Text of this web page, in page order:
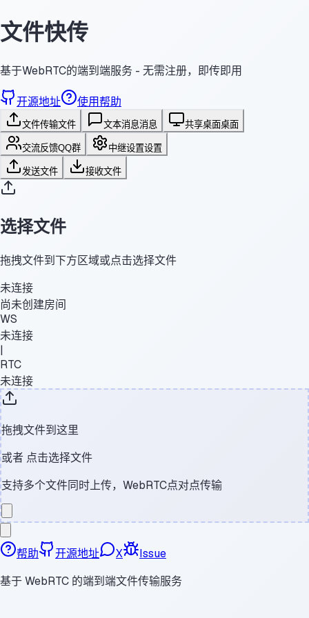
文件快传
基于WebRTC的端到端服务 - 无需注册，即传即用
开源地址 使用帮助
文件传输文件 文本消息消息 共享桌面桌面
交流反馈QQ群 中继设置设置
发送文件 接收文件
选择文件
拖拽文件到下方区域或点击选择文件
未连接
尚未创建房间
WS
未连接
|
RTC
未连接
拖拽文件到这里
或者 点击选择文件
支持多个文件同时上传，WebRTC点对点传输
帮助 开源地址 X
Issue
基于 WebRTC 的端到端文件传输服务